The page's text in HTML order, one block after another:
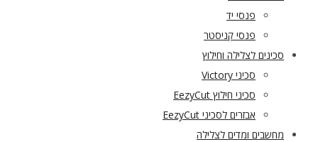
פנסי יד
פנסי קניסטר
סכינים לצלילה וחילוץ
סכיני Victory
סכיני חילוץ EezyCut
אבזרים לסכיני EezyCut
מחשבים ומדים לצלילה